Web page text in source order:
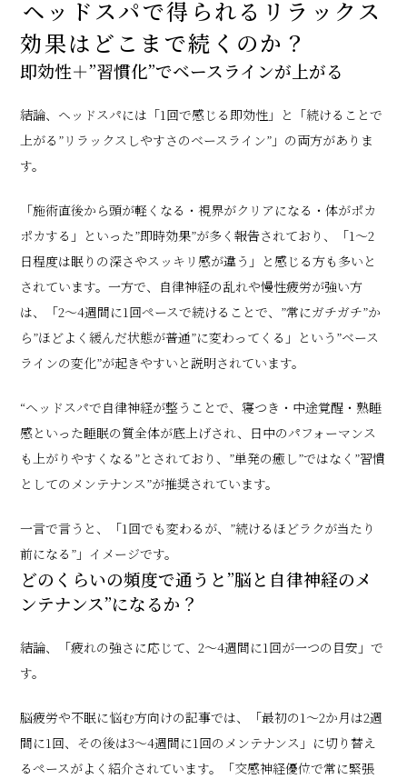
ヘッドスパで得られるリラックス
効果はどこまで続くのか？
即効性＋”習慣化”でベースラインが上がる
結論、ヘッドスパには「1回で感じる即効性」と「続けることで
上がる”リラックスしやすさのベースライン”」の両方がありま
す。
「施術直後から頭が軽くなる・視界がクリアになる・体がポカ
ポカする」といった”即時効果”が多く報告されており、「1〜2
日程度は眠りの深さやスッキリ感が違う」と感じる方も多いと
されています。一方で、自律神経の乱れや慢性疲労が強い方
は、「2〜4週間に1回ペースで続けることで、”常にガチガチ”か
ら”ほどよく緩んだ状態が普通”に変わってくる」という”ベース
ラインの変化”が起きやすいと説明されています。
“ヘッドスパで自律神経が整うことで、寝つき・中途覚醒・熟睡
感といった睡眠の質全体が底上げされ、日中のパフォーマンス
も上がりやすくなる”とされており、”単発の癒し”ではなく”習慣
としてのメンテナンス”が推奨されています。
一言で言うと、「1回でも変わるが、”続けるほどラクが当たり
前になる”」イメージです。
どのくらいの頻度で通うと”脳と自律神経のメ
ンテナンス”になるか？
結論、「疲れの強さに応じて、2〜4週間に1回が一つの目安」で
す。
脳疲労や不眠に悩む方向けの記事では、「最初の1〜2か月は2週
間に1回、その後は3〜4週間に1回のメンテナンス」に切り替え
るペースがよく紹介されています。「交感神経優位で常に緊張